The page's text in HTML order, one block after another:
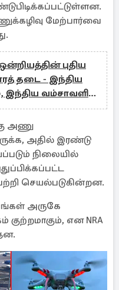
மேற்பார்வை
புதிய
தடை - இந்திய
இந்திய வம்சாவளி
பாதிப்பு
அணு
அதில் இரண்டு
நிலையில்
செயல்படுகின்றன.
அருகே
என NRA